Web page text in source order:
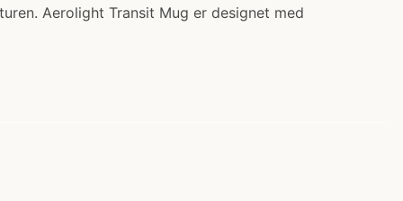
Aerolight Transit Mug er designet med